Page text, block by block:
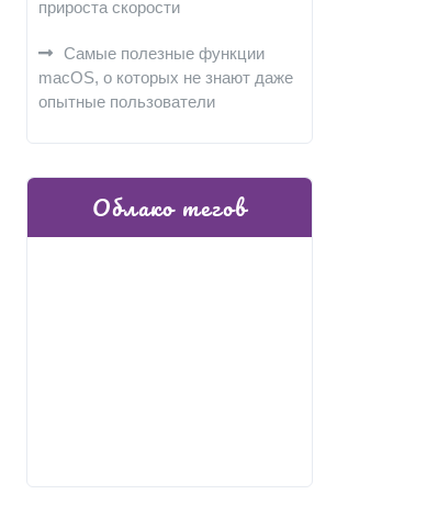
прироста скорости
Самые полезные функции
macOS, о которых не знают даже
опытные пользователи
Облако тегов